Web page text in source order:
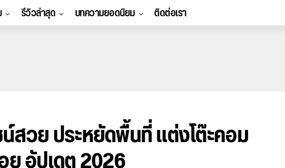
รีวิวล่าสุด บทความยอดนิยม ติดต่อเรา
สวย ประหยัดพื้นที่ แต่งโต๊ะคอม